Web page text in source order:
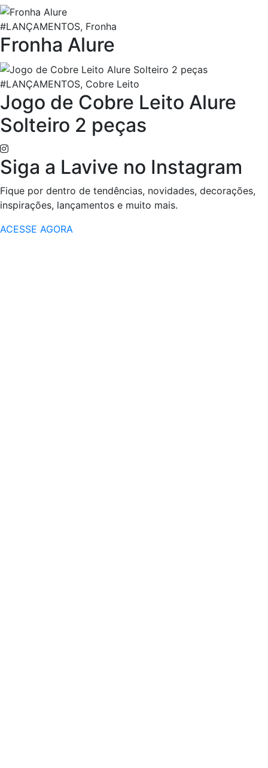
#LANÇAMENTOS, Fronha
Fronha Alure
#LANÇAMENTOS, Cobre Leito
Jogo de Cobre Leito Alure
Solteiro 2 peças
Siga a Lavive no Instagram
Fique por dentro de tendências, novidades, decorações,
inspirações, lançamentos e muito mais.
ACESSE AGORA